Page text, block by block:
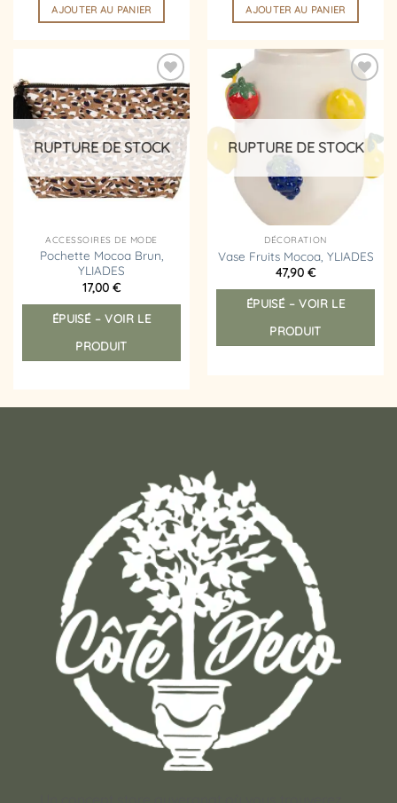
AJOUTER AU PANIER AJOUTER AU PANIER
Ajouter
à la
liste
d’envies
RUPTURE DE STOCK
ACCESSOIRES DE MODE
Pochette Mocoa Brun,
YLIADES
17,00 €
ÉPUISÉ – VOIR LE
PRODUIT
Ajouter
à la
liste
d’envies
RUPTURE DE STOCK
DÉCORATION
Vase Fruits Mocoa, YLIADES
47,90 €
ÉPUISÉ – VOIR LE
PRODUIT